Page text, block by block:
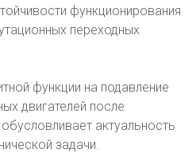
функционирования
переходных
функции на подавление
двигателей после
актуальность
задачи.